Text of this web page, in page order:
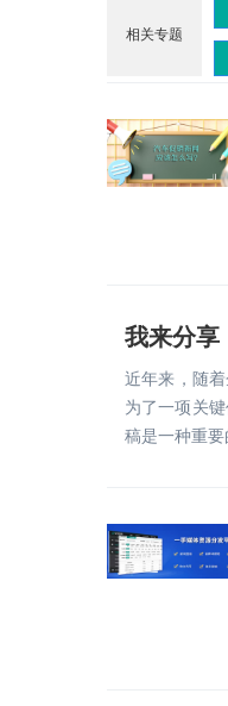
相关专题
我来分享
近年来，随
为了一项关
稿是一种重